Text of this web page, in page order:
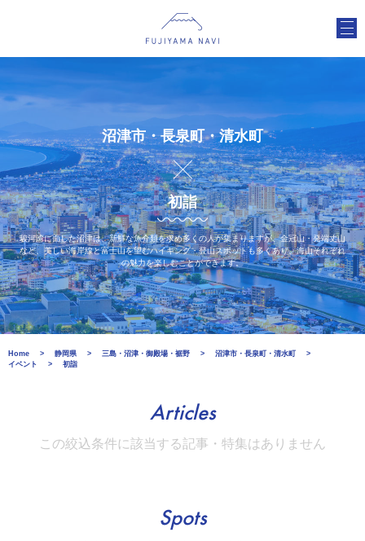
沼津市・長泉町・清水町
初詣
駿河湾に面した沼津は、新鮮な魚介類を求め多くの人が集まりますが、金冠山・発端丈山
など、美しい海岸線と富士山を望むハイキング・登山スポットも多くあり、海山それぞれ
の魅力を楽しむことができます。
Home 静岡県 三島・沼津・御殿場・裾野
沼津市・長泉町・清水町
イベント
初詣
Articles
この絞込条件に該当する記事・特集はありません
Spots